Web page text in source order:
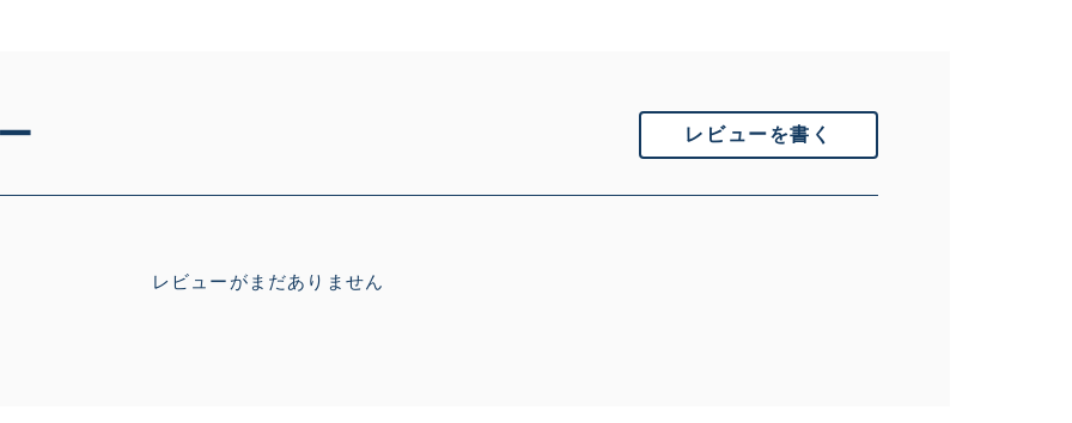
レビューを書く
レビューがまだありません